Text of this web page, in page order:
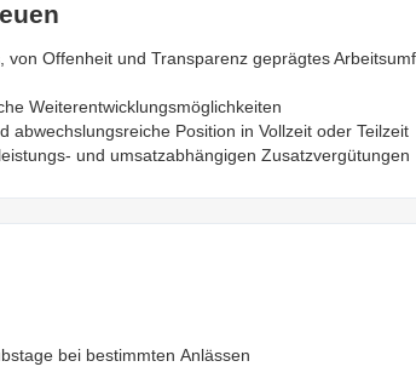
von Offenheit und Transparenz geprägtes
Weiterentwicklungsmöglichkeiten
abwechslungsreiche Position in Vollzeit oder Teilzeit
und umsatzabhängigen Zusatzvergütungen
bei bestimmten Anlässen